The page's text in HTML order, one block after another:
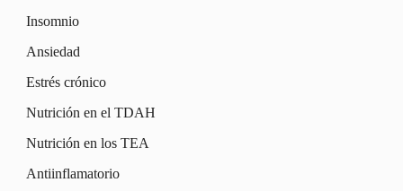
Insomnio
Ansiedad
Estrés crónico
Nutrición en el TDAH
Nutrición en los TEA
Antiinflamatorio